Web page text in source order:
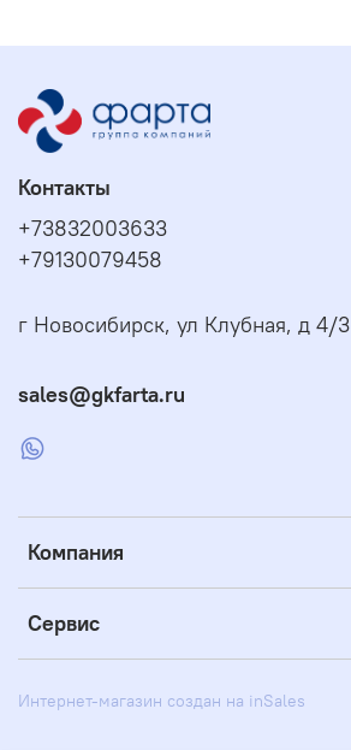
Компания
Сервис
Контакты
+73832003633
+79130079458
г Новосибирск, ул Клубная, д 4/3
sales@gkfarta.ru
Интернет-магазин создан на inSales